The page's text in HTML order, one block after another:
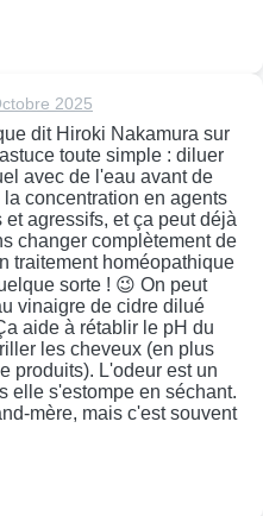
2025
dit Hiroki Nakamura sur
toute simple : diluer
avec de l'eau avant de
concentration en agents
agressifs, et ça peut déjà
changer complètement de
traitement homéopathique
sorte ! 😉 On peut
vinaigre de cidre dilué
aide à rétablir le pH du
les cheveux (en plus
produits). L'odeur est un
elle s'estompe en séchant.
mère, mais c'est souvent